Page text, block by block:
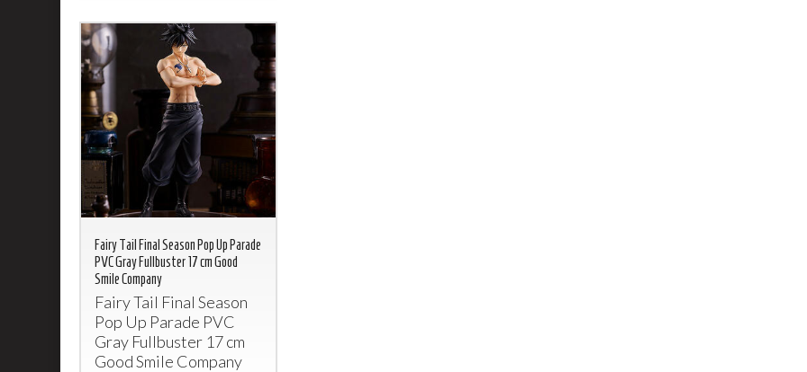
Fairy Tail Final Season Pop Up Parade
PVC Gray Fullbuster 17 cm Good
Smile Company
Fairy Tail Final Season
Pop Up Parade PVC
Gray Fullbuster 17 cm
Good Smile Company